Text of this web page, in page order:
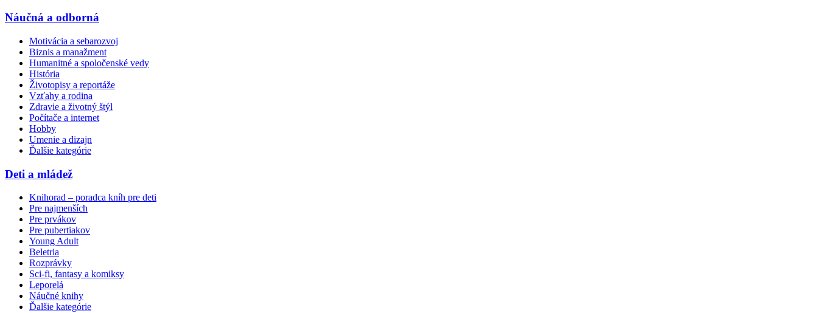
Náučná a odborná
Motivácia a sebarozvoj
Biznis a manažment
Humanitné a spoločenské vedy
História
Životopisy a reportáže
Vzťahy a rodina
Zdravie a životný štýl
Počítače a internet
Hobby
Umenie a dizajn
Ďalšie kategórie
Deti a mládež
Knihorad – poradca kníh pre deti
Pre najmenších
Pre prvákov
Pre pubertiakov
Young Adult
Beletria
Rozprávky
Sci-fi, fantasy a komiksy
Leporelá
Náučné knihy
Ďalšie kategórie